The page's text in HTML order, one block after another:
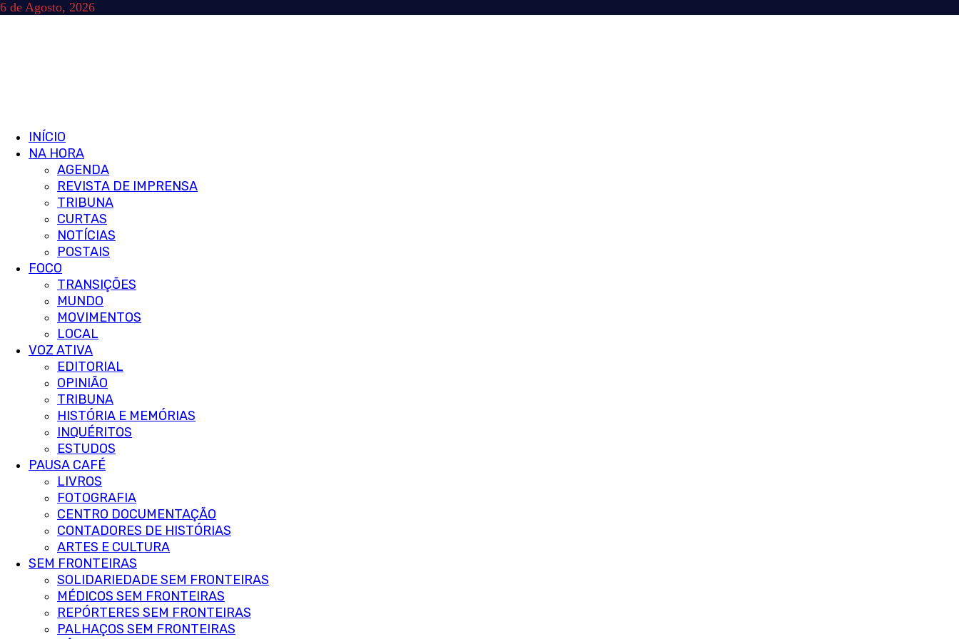
Skip
6 de Agosto, 2026
Primary
Menu
INÍCIO
NA HORA
AGENDA
REVISTA DE IMPRENSA
TRIBUNA
CURTAS
NOTÍCIAS
POSTAIS
FOCO
TRANSIÇÕES
MUNDO
MOVIMENTOS
LOCAL
VOZ ATIVA
EDITORIAL
OPINIÃO
TRIBUNA
HISTÓRIA E MEMÓRIAS
INQUÉRITOS
ESTUDOS
PAUSA CAFÉ
LIVROS
FOTOGRAFIA
CENTRO DOCUMENTAÇÃO
CONTADORES DE HISTÓRIAS
ARTES E CULTURA
SEM FRONTEIRAS
SOLIDARIEDADE SEM FRONTEIRAS
MÉDICOS SEM FRONTEIRAS
REPÓRTERES SEM FRONTEIRAS
PALHAÇOS SEM FRONTEIRAS